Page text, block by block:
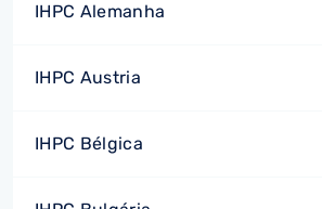
IHPC Alemanha
IHPC Austria
IHPC Bélgica